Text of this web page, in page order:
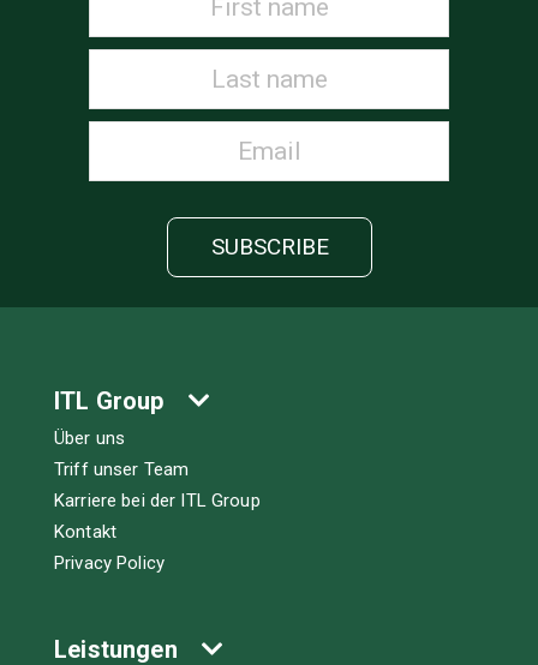
ITL Group
Über uns
Triff unser Team
Karriere bei der ITL Group
Kontakt
Privacy Policy
Leistungen